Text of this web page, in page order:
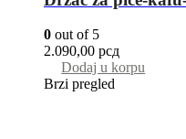
0 out of 5
2.090,00 рсд
Dodaj u korpu
Brzi pregled